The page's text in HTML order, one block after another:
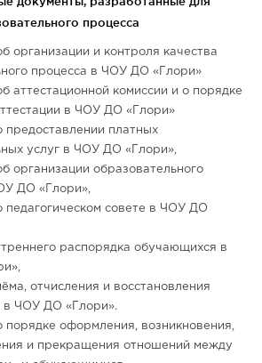
процесса
организации и контроля качества
процесса в ЧОУ ДО «Глори»
аттестационной комиссии и о порядке
в ЧОУ ДО «Глори»
предоставлении платных
услуг в ЧОУ ДО «Глори»,
организации образовательного
ДО «Глори»,
педагогическом совете в ЧОУ ДО
распорядка обучающихся в
отчисления и восстановления
в ЧОУ ДО «Глори».
оформления, возникновения,
и прекращения отношений между